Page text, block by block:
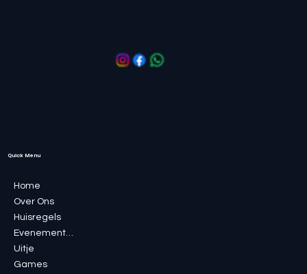
Quick Menu
Home
Over Ons
Huisregels
Uitje
Games